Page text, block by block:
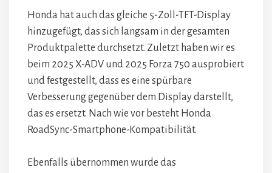
Honda hat auch das gleiche 5-Zoll-TFT-Display
hinzugefügt, das sich langsam in der gesamten
Produktpalette durchsetzt. Zuletzt haben wir es
beim 2025 X-ADV und 2025 Forza 750 ausprobiert
und festgestellt, dass es eine spürbare
Verbesserung gegenüber dem Display darstellt,
das es ersetzt. Nach wie vor besteht Honda
RoadSync-Smartphone-Kompatibilität.
Ebenfalls übernommen wurde das